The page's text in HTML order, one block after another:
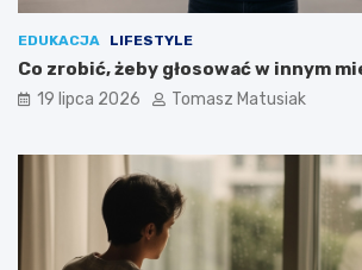
EDUKACJA LIFESTYLE
Co zrobić, żeby głosować w innym
19 lipca 2026 Tomasz Matusiak